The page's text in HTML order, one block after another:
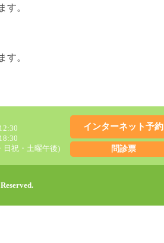
す。
す。
日祝・土曜午後)
インターネット予約
問診票